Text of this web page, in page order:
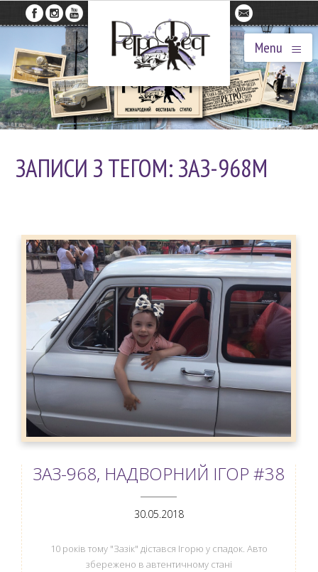
Menu ≡
ЗАПИСИ З ТЕГОМ: ЗАЗ-968М
ЗАЗ-968, НАДВОРНИЙ ІГОР #38
30.05.2018
10 років тому "Зазік" дістався Ігорю у спадок. Авто
збережено в автентичному стані